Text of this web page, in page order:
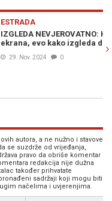
nestala je s malih
autora, a ne nužno i stavove
se suzdrže od vrijeđanja,
pravo da obriše komentar
redakcija nije dužna
također prihvatate
sadržaji koji mogu biti
načelima i uvjerenjima.